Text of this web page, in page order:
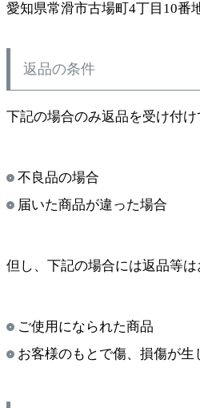
愛知県常滑市古場町4丁目10番
返品の条件
下記の場合のみ返品を受け付け
不良品の場合
届いた商品が違った場合
但し、下記の場合には返品等は
ご使用になられた商品
お客様のもとで傷、損傷が生